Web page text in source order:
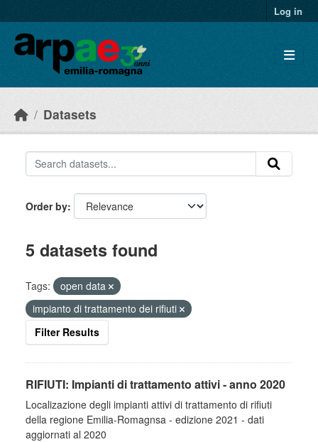
Log in
Datasets
Order by
5 datasets found
Tags:
open data
impianto di trattamento dei rifiuti
Filter Results
RIFIUTI: Impianti di trattamento attivi - anno 2020
Localizazione degli impianti attivi di trattamento di rifiuti
della regione Emilia-Romagnsa - edizione 2021 - dati
aggiornati al 2020